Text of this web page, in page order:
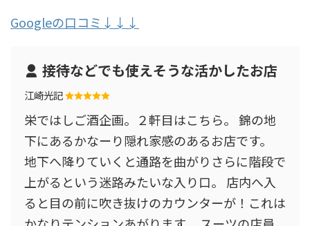
Googleの口コミ↓↓↓
接待などでも使えそうな活かしたお店
江崎光記
栄ではしご酒企画。２軒目はこちら。 錦の地
下にあるかなーり隠れ家感のあるお店です。
地下へ降りていくと通路を曲がりさらに階段で
上がるという迷路みたいな入り口。 店内へ入
ると目の前に吹き抜けのカウンターが！これは